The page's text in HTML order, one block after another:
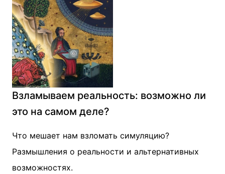
Взламываем реальность: возможно ли
это на самом деле?
Что мешает нам взломать симуляцию?
Размышления о реальности и альтернативных
возможностях.